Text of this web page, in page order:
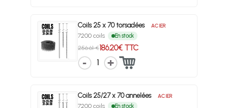
Coils 25 x 70 torsadées ACIER
7200 coils En stock
256.61 €186.20€ TTC
1
Coils 25/27 x 70 annelées ACIER
7200 coils En stock